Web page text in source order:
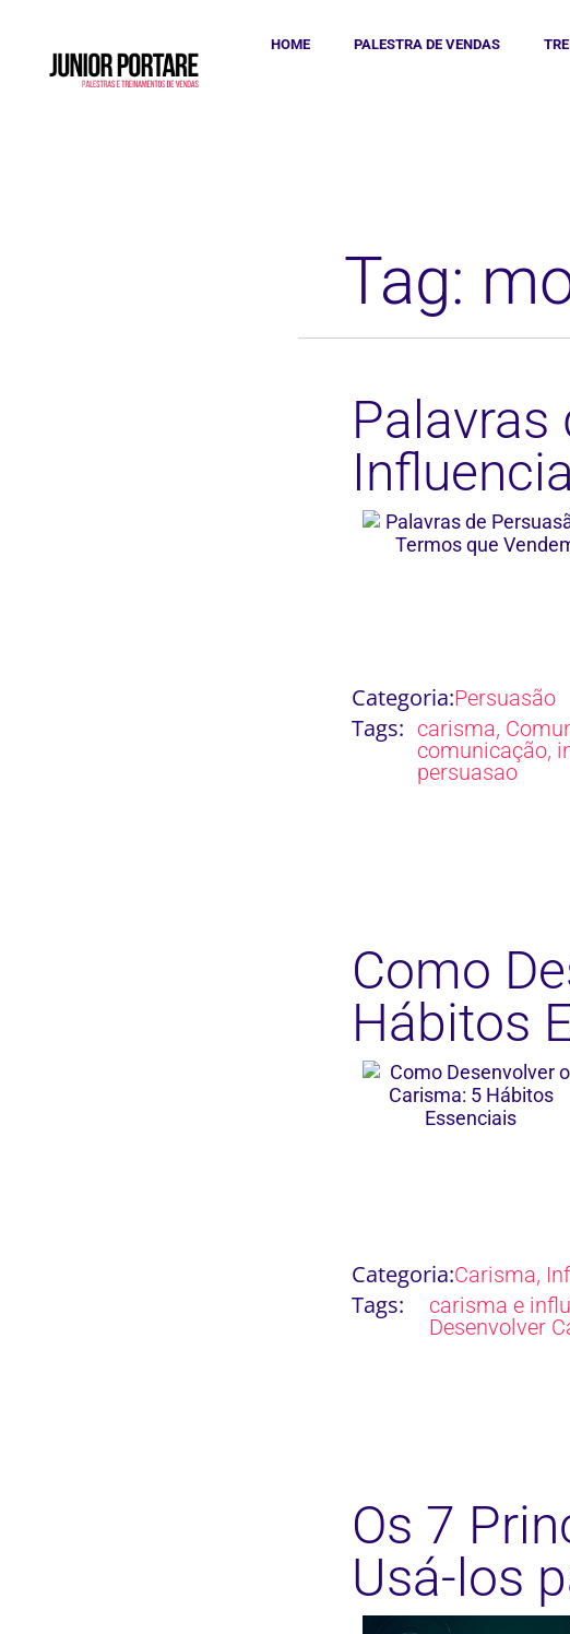
HOME PALESTRA DE VENDAS
Tag:
Palavras
Categoria:Persuasão
Tags: carisma,
comunicação,
persuasao
Como
Hábitos
Categoria:Carisma,
Tags: carisma e
Desenvolver
Os 7
Usá-los